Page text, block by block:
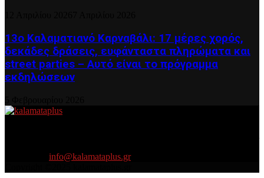
13ο Καλαματιανό Καρναβάλι: 17 μέρες χορός,
δεκάδες δράσεις, ευφάνταστα πληρώματα και
street parties – Αυτό είναι το πρόγραμμα
εκδηλώσεων
info@kalamataplus.gr